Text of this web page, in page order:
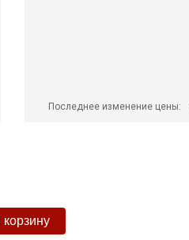
Последнее изменение цены: